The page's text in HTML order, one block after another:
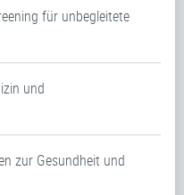
für unbegleitete
und
zur Gesundheit und